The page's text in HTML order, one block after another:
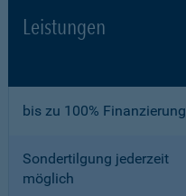
Leistungen
bis zu 100% Finanzierung
Sondertilgung jederzeit
möglich